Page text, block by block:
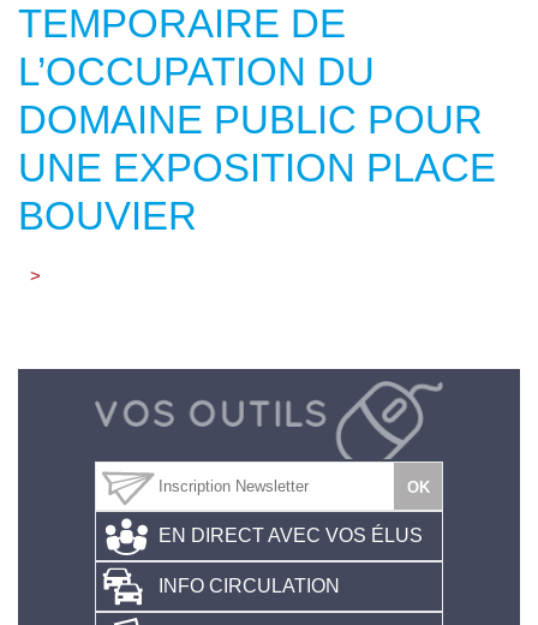
TEMPORAIRE DE
L’OCCUPATION DU
DOMAINE PUBLIC POUR
UNE EXPOSITION PLACE
BOUVIER
>
EN DIRECT AVEC VOS ÉLUS
INFO CIRCULATION